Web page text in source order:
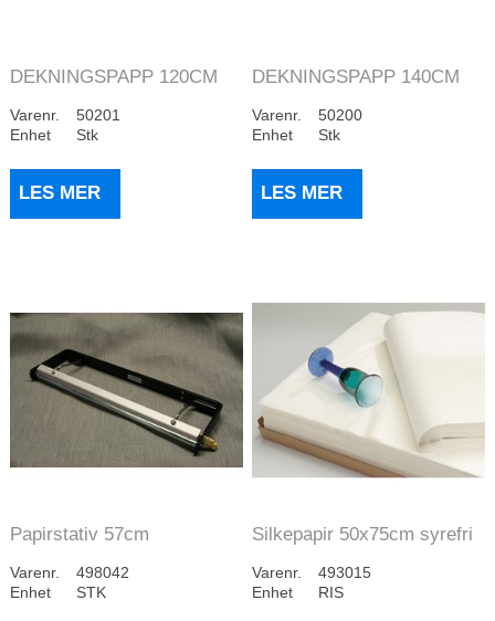
DEKNINGSPAPP 120CM
Varenr.
50201
Enhet
Stk
LES MER
DEKNINGSPAPP 140CM
Varenr.
50200
Enhet
Stk
LES MER
Papirstativ 57cm
Varenr.
498042
Enhet
STK
Silkepapir 50x75cm syrefri
Varenr.
493015
Enhet
RIS